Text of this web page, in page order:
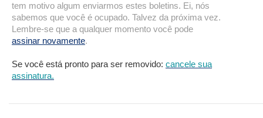
tem motivo algum enviarmos estes boletins. Ei, nós
sabemos que você é ocupado. Talvez da próxima vez.
Lembre-se que a qualquer momento você pode
assinar novamente.
Se você está pronto para ser removido: cancele sua
assinatura.